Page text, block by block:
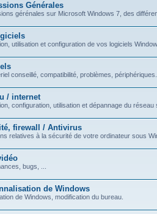
Générales
gérénales sur Microsoft Windows 7, des
utilisation et configuration de vos logiciels
conseillé, compatibilité, problèmes, périphériques.
/ internet
configuration, utilisation et dépannage du réseau
firewall / Antivirus
relatives à la sécurité de votre ordinateur sous
bugs, ...
de Windows
de Windows, modification du bureau.